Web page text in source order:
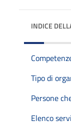
INDICE
Tipo di
Persone
Elenco